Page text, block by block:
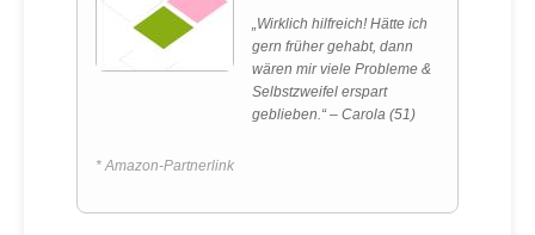
„Wirklich hilfreich! Hätte ich
gern früher gehabt, dann
wären mir viele Probleme &
Selbstzweifel erspart
geblieben.“ – Carola (51)
* Amazon-Partnerlink